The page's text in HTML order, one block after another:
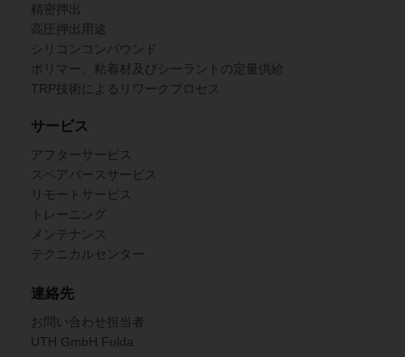
精密押出
高圧押出用途
シリコンコンパウンド
ポリマー、粘着材及びシーラントの定量供給
TRP技術によるリワークプロセス
サービス
アフターサービス
スペアパースサービス
リモートサービス
トレーニング
メンテナンス
テクニカルセンター
連絡先
お問い合わせ担当者
UTH GmbH Fulda